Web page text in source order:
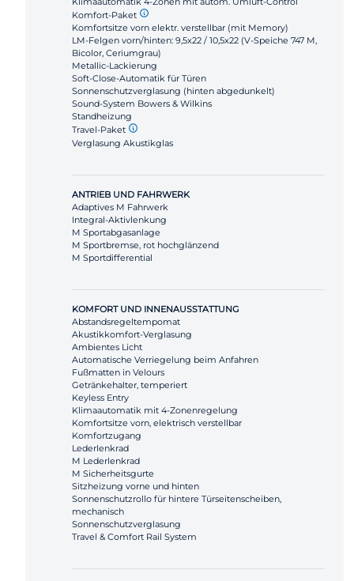
Komfort-Paket
Komfortsitze vorn elektr. verstellbar (mit Memory)
LM-Felgen vorn/hinten: 9,5x22 / 10,5x22 (V-Speiche 747 M,
Bicolor, Ceriumgrau)
Metallic-Lackierung
Soft-Close-Automatik für Türen
Sonnenschutzverglasung (hinten abgedunkelt)
Sound-System Bowers & Wilkins
Standheizung
Travel-Paket
Verglasung Akustikglas
ANTRIEB UND FAHRWERK
Adaptives M Fahrwerk
Integral-Aktivlenkung
M Sportabgasanlage
M Sportbremse, rot hochglänzend
M Sportdifferential
KOMFORT UND INNENAUSSTATTUNG
Abstandsregeltempomat
Akustikkomfort-Verglasung
Ambientes Licht
Automatische Verriegelung beim Anfahren
Fußmatten in Velours
Getränkehalter, temperiert
Keyless Entry
Klimaautomatik mit 4-Zonenregelung
Komfortsitze vorn, elektrisch verstellbar
Komfortzugang
Lederlenkrad
M Lederlenkrad
M Sicherheitsgurte
Sitzheizung vorne und hinten
Sonnenschutzrollo für hintere Türseitenscheiben,
mechanisch
Sonnenschutzverglasung
Travel & Comfort Rail System